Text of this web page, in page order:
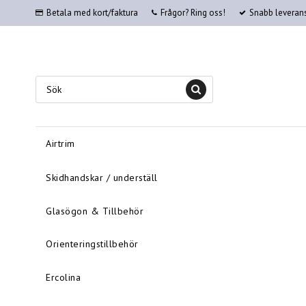
Betala med kort/faktura Frågor? Ring oss! Snabb
Airtrim
Skidhandskar / underställ
Glasögon & Tillbehör
Orienteringstillbehör
Ercolina